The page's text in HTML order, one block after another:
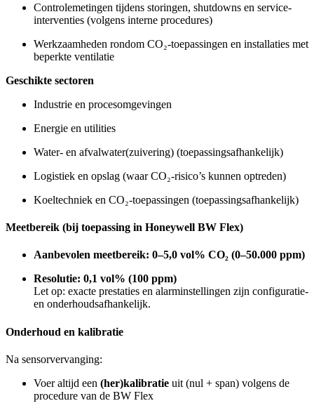
Controlemetingen tijdens storingen, shutdowns en service-
interventies (volgens interne procedures)
Werkzaamheden rondom CO₂-toepassingen en installaties met
beperkte ventilatie
Geschikte sectoren
Industrie en procesomgevingen
Energie en utilities
Water- en afvalwater(zuivering) (toepassingsafhankelijk)
Logistiek en opslag (waar CO₂-risico’s kunnen optreden)
Koeltechniek en CO₂-toepassingen (toepassingsafhankelijk)
Meetbereik (bij toepassing in Honeywell BW Flex)
Aanbevolen meetbereik: 0–5,0 vol% CO₂ (0–50.000 ppm)
Resolutie: 0,1 vol% (100 ppm)
Let op: exacte prestaties en alarminstellingen zijn configuratie-
en onderhoudsafhankelijk.
Onderhoud en kalibratie
Na sensorvervanging:
Voer altijd een (her)kalibratie uit (nul + span) volgens de
procedure van de BW Flex